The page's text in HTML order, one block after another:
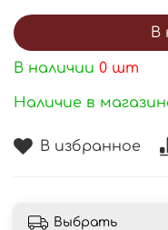
В избранное
В
В наличии 0 шт
Наличие в
Выбрать